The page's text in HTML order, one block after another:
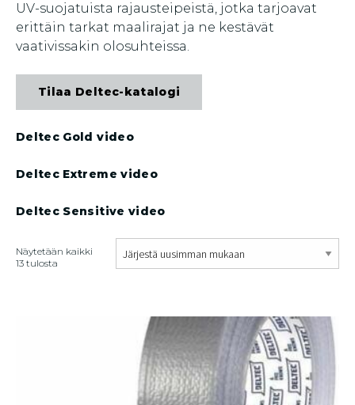
UV-suojatuista rajausteipeistä, jotka tarjoavat
erittäin tarkat maalirajat ja ne kestävät
vaativissakin olosuhteissa.
Tilaa Deltec-katalogi
Deltec Gold video
Deltec Extreme video
Deltec Sensitive video
Näytetään kaikki
13 tulosta